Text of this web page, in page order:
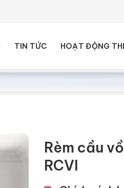
TIN TỨC HOẠT ĐỘNG
Rèm cầu
RCVI